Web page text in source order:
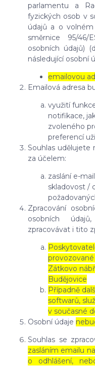
parlamentu a
fyzických osob v
údajů a o
směrnice 95/
osobních údajů)
následující osobní
emailovou
Emailová adresa
využití
notifikace,
zvoleného
preferencí
Souhlas udělujete
za účelem:
zaslání e-
skladovost /
Zpracování
osobních
zpracovávat i tito
provozované
Zátkovo
Budějovice
Případně
softwarů,
v současné
Osobní údaje
Souhlas se
zasláním emailu
o odhlášení,